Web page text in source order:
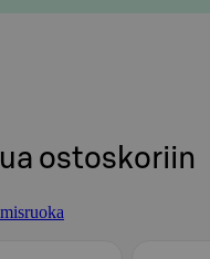
ostoskoriin